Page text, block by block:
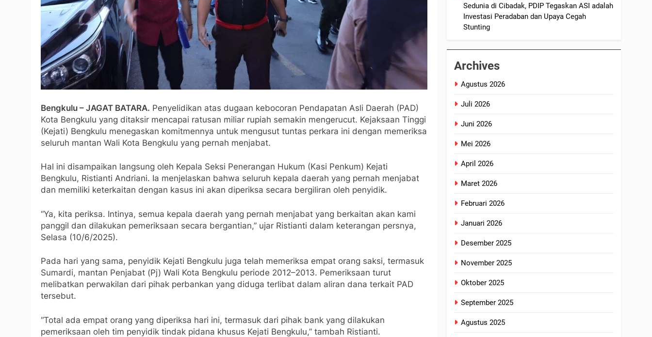
Bengkulu – JAGAT BATARA. Penyelidikan atas dugaan kebocoran Pendapatan Asli Daerah (PAD)
Kota Bengkulu yang ditaksir mencapai ratusan miliar rupiah semakin mengerucut. Kejaksaan Tinggi
(Kejati) Bengkulu menegaskan komitmennya untuk mengusut tuntas perkara ini dengan memeriksa
seluruh mantan Wali Kota Bengkulu yang pernah menjabat.
Hal ini disampaikan langsung oleh Kepala Seksi Penerangan Hukum (Kasi Penkum) Kejati
Bengkulu, Ristianti Andriani. Ia menjelaskan bahwa seluruh kepala daerah yang pernah menjabat
dan memiliki keterkaitan dengan kasus ini akan diperiksa secara bergiliran oleh penyidik.
“Ya, kita periksa. Intinya, semua kepala daerah yang pernah menjabat yang berkaitan akan kami
panggil dan dilakukan pemeriksaan secara bergantian,” ujar Ristianti dalam keterangan persnya,
Selasa (10/6/2025).
Pada hari yang sama, penyidik Kejati Bengkulu juga telah memeriksa empat orang saksi, termasuk
Sumardi, mantan Penjabat (Pj) Wali Kota Bengkulu periode 2012–2013. Pemeriksaan turut
melibatkan perwakilan dari pihak perbankan yang diduga terlibat dalam aliran dana terkait PAD
tersebut.
“Total ada empat orang yang diperiksa hari ini, termasuk dari pihak bank yang dilakukan
pemeriksaan oleh tim penyidik tindak pidana khusus Kejati Bengkulu,” tambah Ristianti.
Sedunia di Cibadak, PDIP Tegaskan ASI adalah
Investasi Peradaban dan Upaya Cegah
Stunting
Archives
Agustus 2026
Juli 2026
Juni 2026
Mei 2026
April 2026
Maret 2026
Februari 2026
Januari 2026
Desember 2025
November 2025
Oktober 2025
September 2025
Agustus 2025